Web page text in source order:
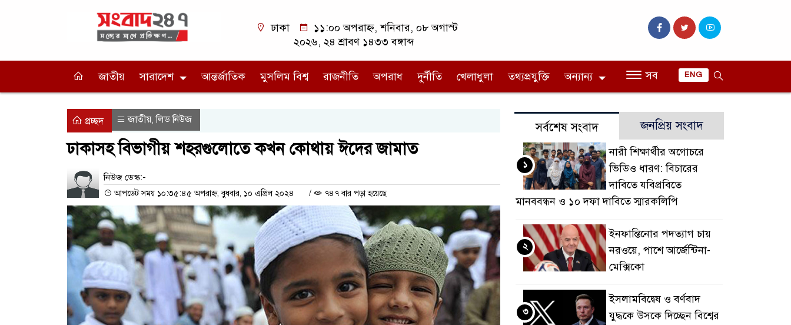
ঢাকা
১১:০০ অপরাহ্ন, শনিবার, ০৮ অগাস্ট
২০২৬, ২৪ শ্রাবণ ১৪৩৩ বঙ্গাব্দ
জাতীয় সারাদেশ আন্তর্জাতিক মুসলিম বিশ্ব রাজনীতি অপরাধ দুর্নীতি খেলাধুলা তথ্যপ্রযুক্তি অন্যান্য সব ENG
প্রচ্ছদ জাতীয়,লিড নিউজ
ঢাকাসহ বিভাগীয় শহরগুলোতে কখন কোথায় ঈদের জামাত
নিউজ ডেস্ক:-
আপডেট সময় ১০:৩৫:৪৫ অপরাহ্ন, বুধবার, ১০ এপ্রিল ২০২৪ / ৭৪৭ বার পড়া হয়েছে
সর্বশেষ সংবাদ জনপ্রিয় সংবাদ
নারী শিক্ষার্থীর অগোচরে
ভিডিও ধারণ: বিচারের
দাবিতে যবিপ্রবিতে
মানববন্ধন ও ১০ দফা দাবিতে স্মারকলিপি
১
ইনফান্তিনোর পদত্যাগ চায়
নরওয়ে, পাশে আর্জেন্টিনা-
মেক্সিকো
২
ইসলামবিদ্বেষ ও বর্ণবাদ
যুদ্ধকে উসকে দিচ্ছেন বিশ্বের
৩